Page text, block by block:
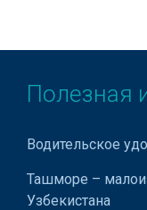
Полезная
Водительское
Ташморе –
Узбекистана